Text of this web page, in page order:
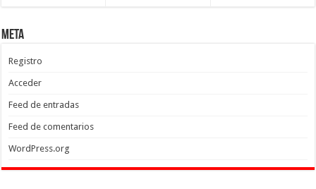
Meta
Registro
Acceder
Feed de entradas
Feed de comentarios
WordPress.org